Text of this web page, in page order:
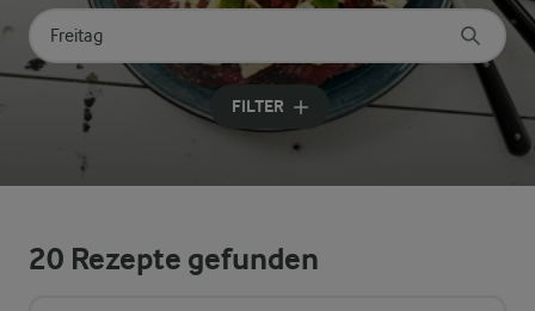
Nach Kategorie suchen
Geben Sie Suchbegriffe ein
FILTER
20 Rezepte gefunden